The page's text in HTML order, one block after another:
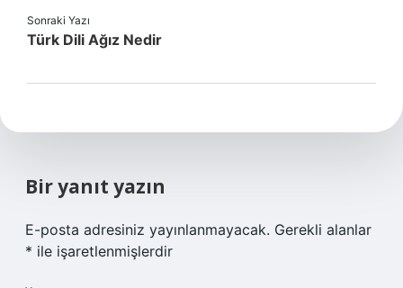
Sonraki Yazı
Türk Dili Ağız Nedir
Bir yanıt yazın
E-posta adresiniz yayınlanmayacak. Gerekli alanlar
* ile işaretlenmişlerdir